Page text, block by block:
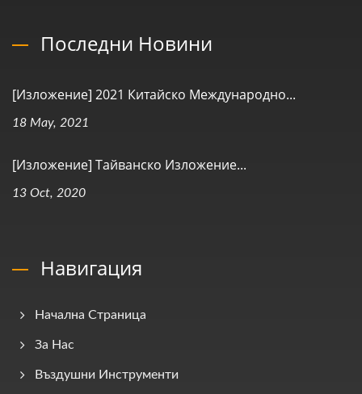
Последни Новини
[Изложение] 2021 Китайско Международно...
18 May, 2021
[Изложение] Тайванско Изложение...
13 Oct, 2020
Навигация
Начална Страница
За Нас
Въздушни Инструменти